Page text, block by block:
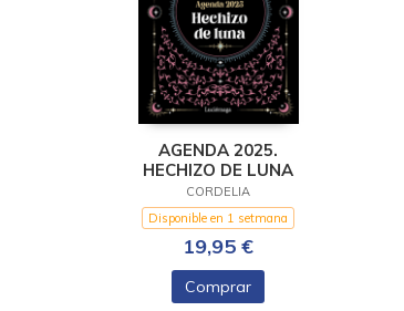
AGENDA 2025.
HECHIZO DE LUNA
CORDELIA
Disponible en 1 setmana
19,95 €
Comprar